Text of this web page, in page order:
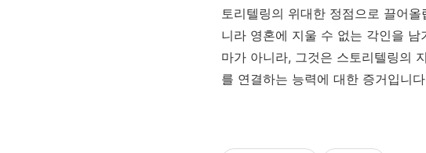
토리텔링의 위대한 정점으로 끌어
니라 영혼에 지울 수 없는 각인을
마가 아니라, 그것은 스토리텔링의
를 연결하는 능력에 대한 증거입니